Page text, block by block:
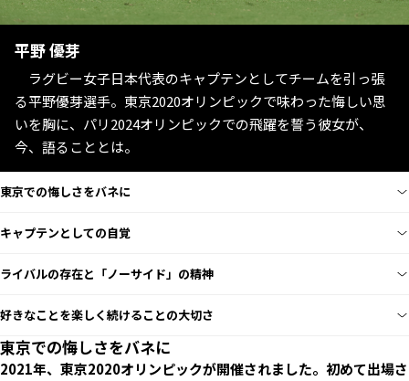
平野 優芽
ラグビー女子日本代表のキャプテンとしてチームを引っ張
る平野優芽選手。東京2020オリンピックで味わった悔しい思
いを胸に、パリ2024オリンピックでの飛躍を誓う彼女が、
今、語ることとは。
東京での悔しさをバネに
キャプテンとしての自覚
ライバルの存在と「ノーサイド」の精神
好きなことを楽しく続けることの大切さ
東京での悔しさをバネに
――2021年、東京2020オリンピックが開催されました。初めて出場さ